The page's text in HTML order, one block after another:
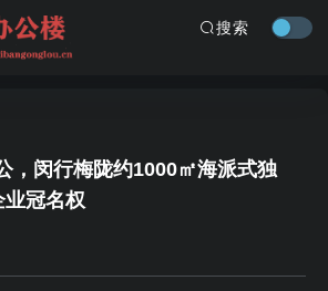
搜索
，闵行梅陇约1000㎡海派式独
业冠名权